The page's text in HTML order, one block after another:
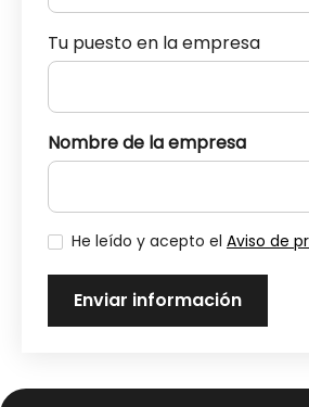
Tu puesto en la empresa
Nombre de la empresa
He leído y acepto el Aviso de